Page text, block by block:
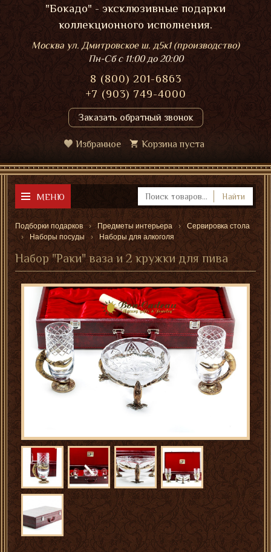
"Бокадо" - эксклюзивные подарки
коллекционного исполнения.
Москва ул. Дмитровское ш. д5к1 (производство)
Пн-Сбс 11:00 до 20:00
8 (800) 201-6863
+7 (903) 749-4000
Заказать обратный звонок
Избранное Корзина пуста
МЕНЮ Найти
Подборки подарков Предметы интерьера
Сервировка стола
Наборы посуды
Наборы для алкоголя
Набор "Раки" ваза и 2 кружки для пива